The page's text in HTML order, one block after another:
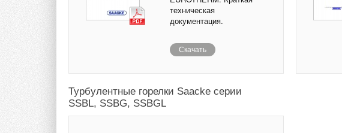
техническая
документация.
Скачать
Турбулентные горелки Saacke серии
SSBL, SSBG, SSBGL